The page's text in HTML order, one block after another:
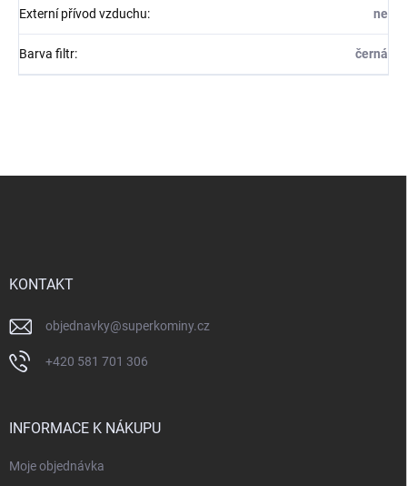
Externí přívod vzduchu: ne
Barva filtr: černá
KONTAKT
objednavky@superkominy.cz
+420 581 701 306
INFORMACE K NÁKUPU
Moje objednávka